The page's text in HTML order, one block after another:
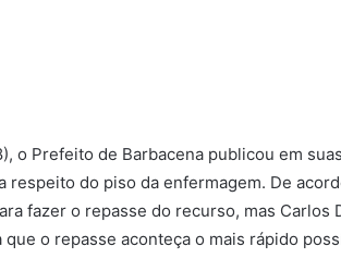
o Prefeito de Barbacena publicou em
respeito do piso da enfermagem. De
fazer o repasse do recurso, mas Carlos
o repasse aconteça o mais rápido